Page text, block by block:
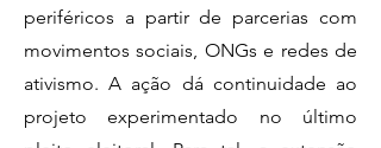
periféricos a partir de parcerias com
movimentos sociais, ONGs e redes de
ativismo. A ação dá continuidade ao
projeto experimentado no último